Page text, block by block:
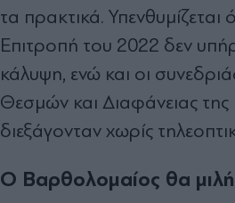
τα πρακτικά. Υπενθυµίζεται
Επιτροπή του 2022 δεν
κάλυψη, ενώ και οι
Θεσµών και ∆ιαφάνειας της
διεξάγονταν χωρίς
Ο Βαρθολομαίος θα